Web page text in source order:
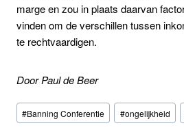
marge en zou in plaats daarvan
vinden om de verschillen tussen
te rechtvaardigen.
Door Paul de Beer
Bericht
tags:
#Banning Conferentie #ongelijkheid